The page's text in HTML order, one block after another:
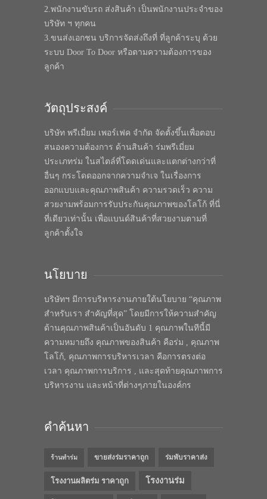
2.พนักงานขับรถ ส่งสินค้า เป็นพนักงานประจำของ
บริษัท ฯ ทุกคน
3.ขนส่งเอกชน บริการจัดส่งถึงที่ ที่ลูกค้าระบุ ด้วย
ระบบ Door To Door หรือตามความต้องการของ
ลูกค้า
วัตถุประสงค์
บริษัท พรีเมี่ยม เพอร์เฟค จำกัด จัดตั้งขึ้นเพื่อตอบ
สนองความต้องการ ด้านสินค้า ร่มพรีเมี่ยม
ประเภทร่ม ในสไตล์ที่โดดเด่นและแตกต่างกว่าที่
อื่นๆ กระโดดออกจากความจำเจ ในเรื่องการ
ออกแบบและคุณภาพสินค้า ความรวดเร็ว ความ
สวยงามพร้อมการรับประกันคุณภาพของโลโก้ ที่นี่
ที่เดียวเท่านั้น เพื่อแบนด์สินค้าที่สวยงามตามที่
ลูกค้าตั้งใจ
นโยบาย
บริษัทฯ มีการบริหารงานภายใต้นโยบาย “คุณภาพ
สำหรับเรา สำคัญที่สุด” โดยมีการให้ความสำคัญ
ด้านคุณภาพสินค้าเป็นอันดับ 1 คุณภาพในทีนี้มี
ความหมายถึง คุณภาพของสินค้า คือร่ม , คุณภาพ
โลโก้, คุณภาพการบริหารเวลา คือการตรงต่อ
เวลา คุณภาพการบริการ , และสุดท้ายคุณภาพการ
บริหารงาน และหน้าที่ต่างๆภายในองค์กร
คำค้นหา
ร้านทำร่ม ขายส่งร่มราคาถูก ร่มพับราคาส่ง
โรงงานผลิตร่ม ราคาถูก โรงงานร่ม